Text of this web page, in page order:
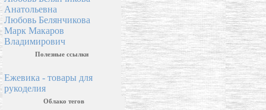
Анатольевна
Любовь Белянчикова
Марк Макаров
Владимирович
Полезные ссылки
Ежевика - товары для
рукоделия
Облако тегов